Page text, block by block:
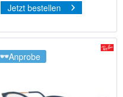
Jetzt bestellen
Anprobe